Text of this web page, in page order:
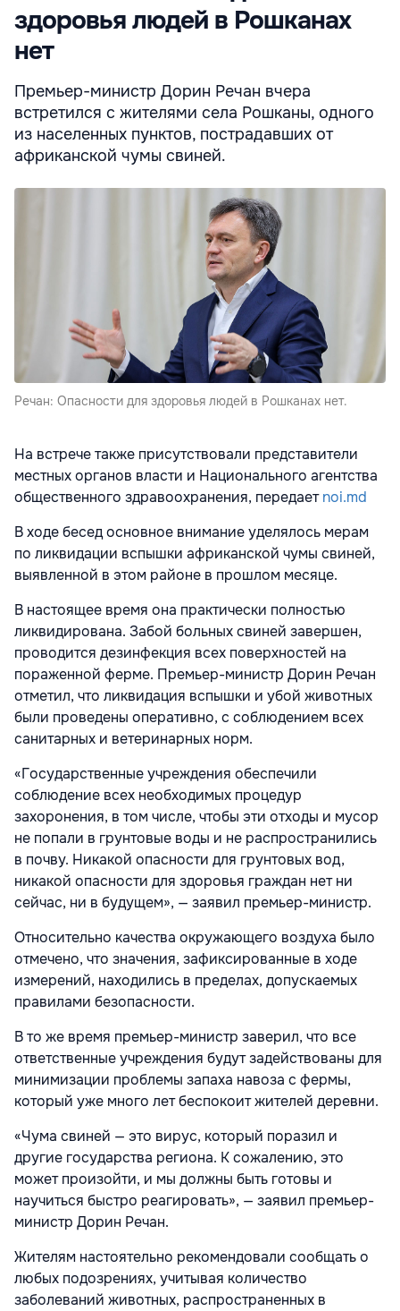
здоровья людей в Рошканах
нет
Премьер-министр Дорин Речан вчера
встретился с жителями села Рошканы, одного
из населенных пунктов, пострадавших от
африканской чумы свиней.
Речан: Опасности для здоровья людей в Рошканах нет.
На встрече также присутствовали представители
местных органов власти и Национального агентства
общественного здравоохранения, передаетnoi.md
В ходе бесед основное внимание уделялось мерам
по ликвидации вспышки африканской чумы свиней,
выявленной в этом районе в прошлом месяце.
В настоящее время она практически полностью
ликвидирована. Забой больных свиней завершен,
проводится дезинфекция всех поверхностей на
пораженной ферме. Премьер-министр Дорин Речан
отметил, что ликвидация вспышки и убой животных
были проведены оперативно, с соблюдением всех
санитарных и ветеринарных норм.
«Государственные учреждения обеспечили
соблюдение всех необходимых процедур
захоронения, в том числе, чтобы эти отходы и мусор
не попали в грунтовые воды и не распространились
в почву. Никакой опасности для грунтовых вод,
никакой опасности для здоровья граждан нет ни
сейчас, ни в будущем», — заявил премьер-министр.
Относительно качества окружающего воздуха было
отмечено, что значения, зафиксированные в ходе
измерений, находились в пределах, допускаемых
правилами безопасности.
В то же время премьер-министр заверил, что все
ответственные учреждения будут задействованы для
минимизации проблемы запаха навоза с фермы,
который уже много лет беспокоит жителей деревни.
«Чума свиней — это вирус, который поразил и
другие государства региона. К сожалению, это
может произойти, и мы должны быть готовы и
научиться быстро реагировать», — заявил премьер-
министр Дорин Речан.
Жителям настоятельно рекомендовали сообщать о
любых подозрениях, учитывая количество
заболеваний животных, распространенных в